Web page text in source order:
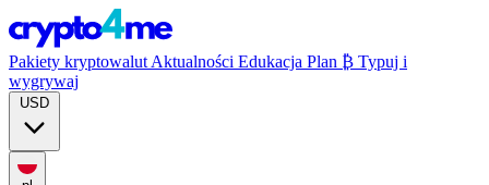
Pakiety kryptowalut Aktualności Edukacja Plan ₿ Typuj i
wygrywaj